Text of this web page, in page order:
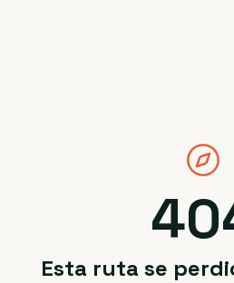
Esta ruta se